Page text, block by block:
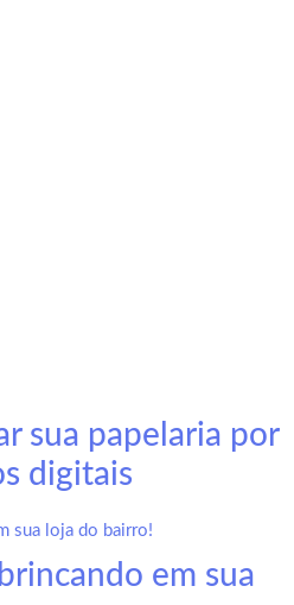
sua papelaria por
digitais
em sua